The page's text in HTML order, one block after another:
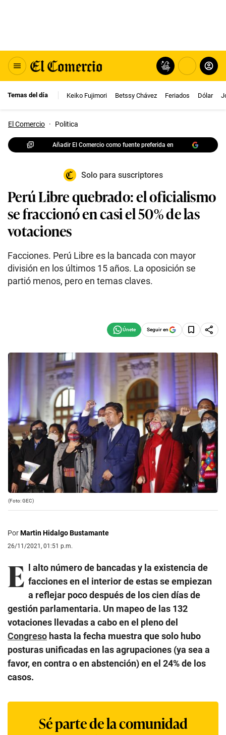
Temas del día Keiko Fujimori Betssy Chávez Feriados Dólar
El Comercio · Politica
Añadir El Comercio como fuente preferida en
Solo para suscriptores
Perú Libre quebrado: el oficialismo
se fraccionó en casi el 50% de las
votaciones
Facciones. Perú Libre es la bancada con mayor
división en los últimos 15 años. La oposición se
partió menos, pero en temas claves.
Seguir en
(Foto: GEC)
PorMartin Hidalgo Bustamante
26/11/2021, 01:51 p.m.
E l alto número de bancadas y la existencia de
facciones en el interior de estas se empiezan
a reflejar poco después de los cien días de
gestión parlamentaria. Un mapeo de las 132
votaciones llevadas a cabo en el pleno del
Congreso hasta la fecha muestra que solo hubo
posturas unificadas en las agrupaciones (ya sea a
favor, en contra o en abstención) en el 24% de los
casos.